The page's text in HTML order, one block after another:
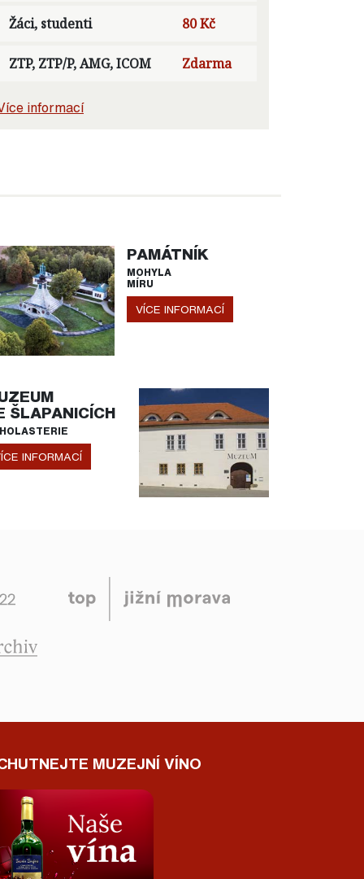
Žáci, studenti 80 Kč
ZTP, ZTP/P, AMG, ICOM Zdarma
informací
PAMÁTNÍK
MOHYLA
MÍRU
VÍCE INFORMACÍ
ŠLAPANICÍCH
INFORMACÍ
MUZEJNÍ VÍNO